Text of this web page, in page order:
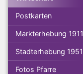
Postkarten
Markterhebung 1911
Stadterhebung 1951
Fotos Pfarre